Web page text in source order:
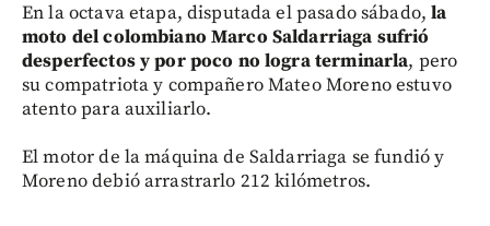
En la octava etapa, disputada el pasado sábado, la
moto del colombiano Marco Saldarriaga sufrió
desperfectos y por poco no logra terminarla, pero
su compatriota y compañero Mateo Moreno estuvo
atento para auxiliarlo.
El motor de la máquina de Saldarriaga se fundió y
Moreno debió arrastrarlo 212 kilómetros.